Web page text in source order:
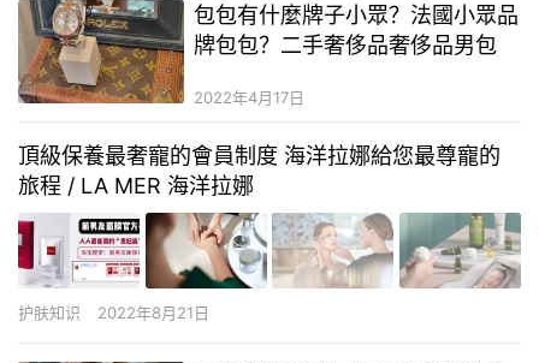
包包有什麼牌子小眾？法國小眾品
牌包包？二手奢侈品奢侈品男包
2022年4月17日
頂級保養最奢寵的會員制度 海洋拉娜給您最尊寵的
旅程 / LA MER 海洋拉娜
护肤知识 2022年8月21日